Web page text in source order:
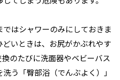
はシャワーのみにしておきま
いときは、お尻がかぶれやす
のたびに洗面器やベビーバス
う「臀部浴（でんぶよく）」